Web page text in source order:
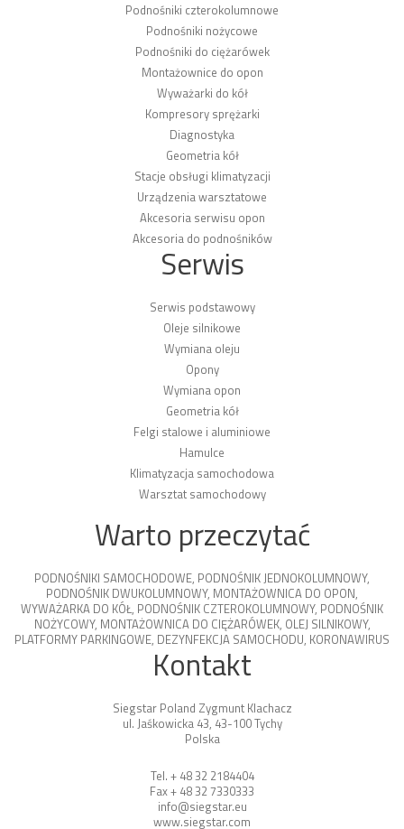
Podnośniki czterokolumnowe
Podnośniki nożycowe
Podnośniki do ciężarówek
Montażownice do opon
Wyważarki do kół
Kompresory sprężarki
Diagnostyka
Geometria kół
Stacje obsługi klimatyzacji
Urządzenia warsztatowe
Akcesoria serwisu opon
Akcesoria do podnośników
Serwis
Serwis podstawowy
Oleje silnikowe
Wymiana oleju
Opony
Wymiana opon
Geometria kół
Felgi stalowe i aluminiowe
Hamulce
Klimatyzacja samochodowa
Warsztat samochodowy
Warto przeczytać
PODNOŚNIKI SAMOCHODOWE, PODNOŚNIK JEDNOKOLUMNOWY,
PODNOŚNIK DWUKOLUMNOWY, MONTAŻOWNICA DO OPON,
WYWAŻARKA DO KÓŁ, PODNOŚNIK CZTEROKOLUMNOWY, PODNOŚNIK
NOŻYCOWY, MONTAŻOWNICA DO CIĘŻARÓWEK, OLEJ SILNIKOWY,
PLATFORMY PARKINGOWE, DEZYNFEKCJA SAMOCHODU, KORONAWIRUS
Kontakt
Siegstar Poland Zygmunt Klachacz
ul. Jaśkowicka 43, 43-100 Tychy
Polska
Tel. + 48 32 2184404
Fax + 48 32 7330333
info@siegstar.eu
www.siegstar.com